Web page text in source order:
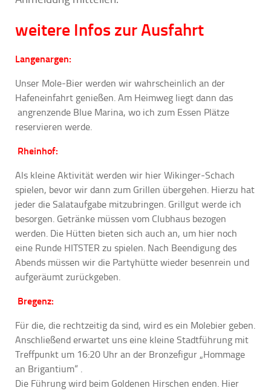
weitere Infos zur Ausfahrt
Langenargen:
Unser Mole-Bier werden wir wahrscheinlich an der
Hafeneinfahrt genießen. Am Heimweg liegt dann das
angrenzende Blue Marina, wo ich zum Essen Plätze
reservieren werde.
Rheinhof:
Als kleine Aktivität werden wir hier Wikinger-Schach
spielen, bevor wir dann zum Grillen übergehen. Hierzu hat
jeder die Salataufgabe mitzubringen. Grillgut werde ich
besorgen. Getränke müssen vom Clubhaus bezogen
werden. Die Hütten bieten sich auch an, um hier noch
eine Runde HITSTER zu spielen. Nach Beendigung des
Abends müssen wir die Partyhütte wieder besenrein und
aufgeräumt zurückgeben.
Bregenz:
Für die, die rechtzeitig da sind, wird es ein Molebier geben.
Anschließend erwartet uns eine kleine Stadtführung mit
Treffpunkt um 16:20 Uhr an der Bronzefigur „Hommage
an Brigantium“ .
Die Führung wird beim Goldenen Hirschen enden. Hier